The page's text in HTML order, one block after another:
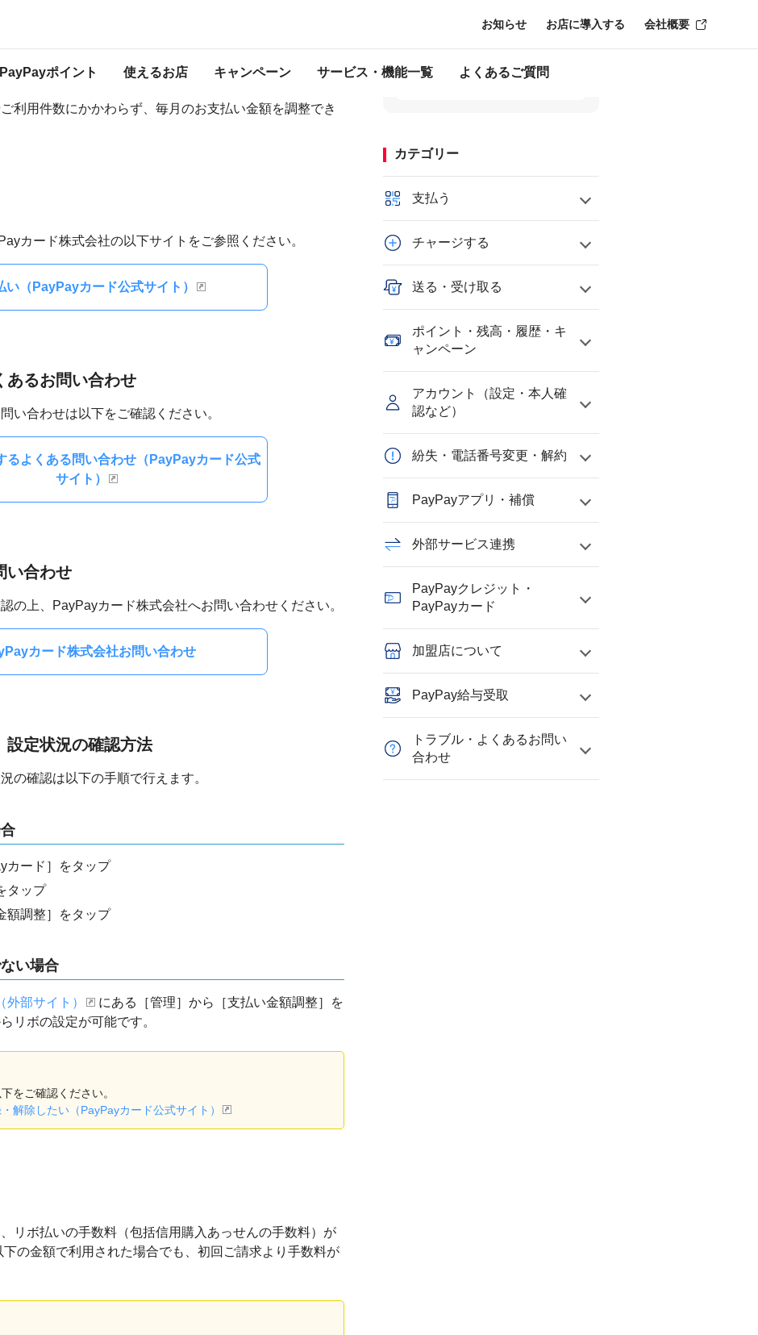
PayPayポイント 使えるお店 キャンペーン サービス・機能一覧 よくあるご質問
お知らせ お店に導入する 会社概要
利用件数にかかわらず、毎月のお支払い金額を調整でき
カード株式会社の以下サイトをご参照ください。
い（PayPayカード公式サイト）
あるお問い合わせ
い合わせは以下をご確認ください。
るよくある問い合わせ（PayPayカード公式
サイト）
い合わせ
の上、PayPayカード株式会社へお問い合わせください。
カード株式会社お問い合わせ
設定状況の確認方法
の確認は以下の手順で行えます。
カード］をタップ
タップ
額調整］をタップ
い場合
部サイト）
にある［管理］から［支払い金額調整］を
リボの設定が可能です。
をご確認ください。
解除したい（PayPayカード公式サイト）
リボ払いの手数料（包括信用購入あっせんの手数料）が
の金額で利用された場合でも、初回ご請求より手数料が
カテゴリー
支払う
チャージする
送る・受け取る
ポイント・残高・履歴・キ
ャンペーン
アカウント（設定・本人確
認など）
紛失・電話番号変更・解約
PayPayアプリ・補償
外部サービス連携
PayPayクレジット・
PayPayカード
加盟店について
PayPay給与受取
トラブル・よくあるお問い
合わせ